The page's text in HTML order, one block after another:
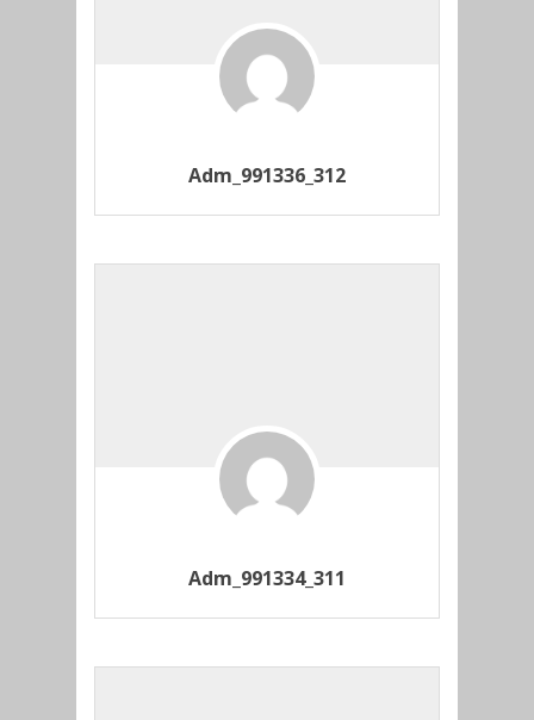
Adm_991336_312
Adm_991334_311